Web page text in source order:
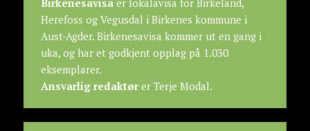
Herefoss og Vegusdal i Birkenes kommune i
Aust-Agder. Birkenesavisa kommer ut en gang i
uka, og har et godkjent opplag på 1.030
eksemplarer.
Ansvarlig redaktører Terje Modal.